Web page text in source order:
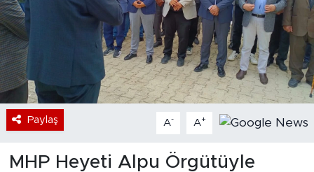
Paylaş A- A+
MHP Heyeti Alpu Örgütüyle
Magazin
Sektör